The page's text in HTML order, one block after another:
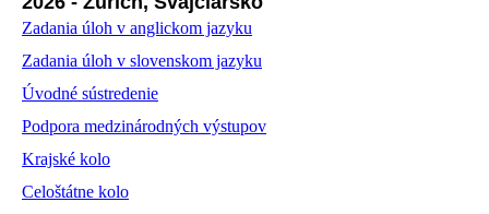
Zadania úloh v anglickom jazyku
Zadania úloh v slovenskom jazyku
Úvodné sústredenie
Podpora medzinárodných výstupov
Krajské kolo
Celoštátne kolo